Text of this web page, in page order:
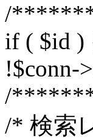
/
if ( $id )
!$conn-
/
/* 検索